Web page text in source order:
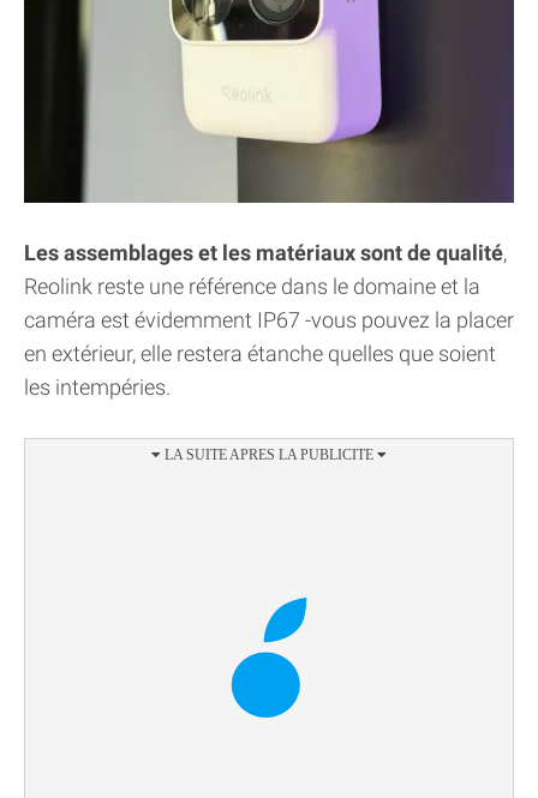
Les assemblages et les matériaux sont de qualité,
Reolink reste une référence dans le domaine et la
caméra est évidemment IP67 -vous pouvez la placer
en extérieur, elle restera étanche quelles que soient
les intempéries.